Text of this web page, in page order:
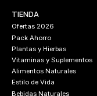
TIENDA
Ofertas 2026
Pack Ahorro
Plantas y Hierbas
Vitaminas y Suplementos
Alimentos Naturales
Estilo de Vida
Bebidas Naturales